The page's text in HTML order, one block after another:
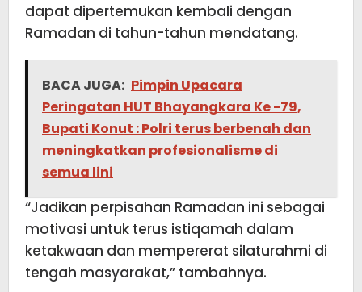
dapat dipertemukan kembali dengan
Ramadan di tahun-tahun mendatang.
BACA JUGA: Pimpin Upacara
Peringatan HUT Bhayangkara Ke -79,
Bupati Konut : Polri terus berbenah dan
meningkatkan profesionalisme di
semua lini
“Jadikan perpisahan Ramadan ini sebagai
motivasi untuk terus istiqamah dalam
ketakwaan dan mempererat silaturahmi di
tengah masyarakat,” tambahnya.